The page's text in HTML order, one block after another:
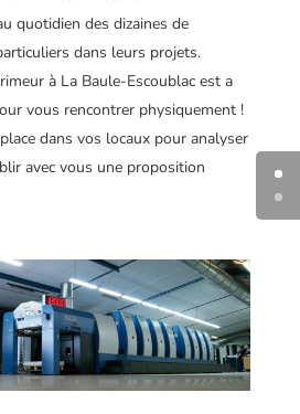
quotidien des dizaines de
dans leurs projets.
à La Baule-Escoublac est a
vous rencontrer physiquement !
dans vos locaux pour analyser
avec vous une proposition